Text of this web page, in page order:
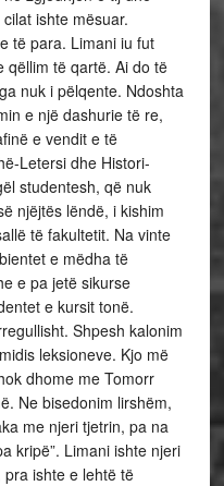
ishte mësuar.
të para. Limani iu fut
qëllim të qartë. Ai do të
nuk i pëlqente. Ndoshta
e një dashurie të re,
e vendit e të
Letersi dhe Histori-
studentesh, që nuk
njëjtës lëndë, i kishim
të fakultetit. Na vinte
e mëdha të
e pa jetë sikurse
e kursit tonë.
Shpesh kalonim
leksioneve. Kjo më
dhome me Tomorr
Ne bisedonim lirshëm,
me njeri tjetrin, pa na
kripë”. Limani ishte njeri
ishte e lehtë të